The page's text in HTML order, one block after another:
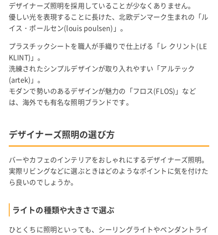
デザイナーズ照明を採用していることが少なくありません。
優しい光を表現することに長けた、北欧デンマーク生まれの「ル
イス・ポールセン(louis poulsen)」。
プラスチックシートを職人が手織りで仕上げる「レ クリント(LE
KLINT)」。
洗練されたシンプルデザインが取り入れやすい「アルテック
(artek)」。
モダンで勢いのあるデザインが魅力の「フロス(FLOS)」など
は、海外でも有名な照明ブランドです。
デザイナーズ照明の選び方
バーやカフェのインテリアをおしゃれにするデザイナーズ照明。
実際リビングなどに選ぶときはどのようなポイントに気を付けた
ら良いのでしょうか。
ライトの種類や大きさで選ぶ
ひとくちに照明といっても、シーリングライトやペンダントライ